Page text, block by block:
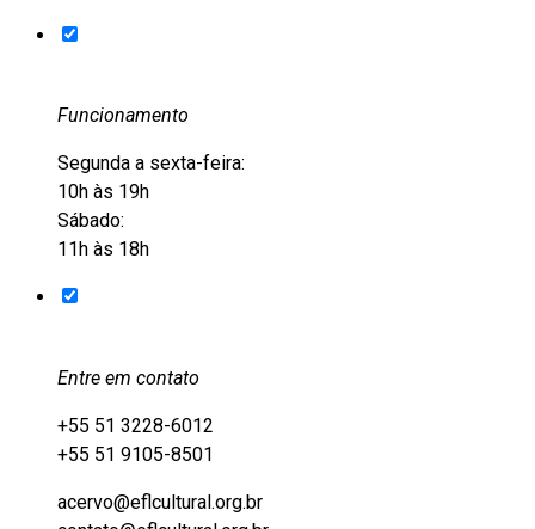
Funcionamento
Segunda a sexta-feira:
10h às 19h
Sábado:
11h às 18h
Entre em contato
+55 51 3228-6012
+55 51 9105-8501
acervo@eflcultural.org.br